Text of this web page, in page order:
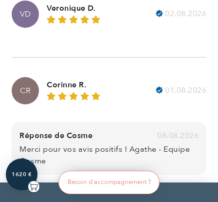
1620 €
VD
Veronique D.
02.08.2026
CR
Corinne R.
01.08.2026
Réponse de Cosme
08.08.2026
Merci pour vos avis positifs ! Agathe - Equipe
Cosme